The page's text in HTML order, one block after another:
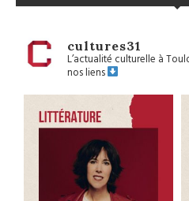
cultures31
L’actualité culturelle à
nos liens